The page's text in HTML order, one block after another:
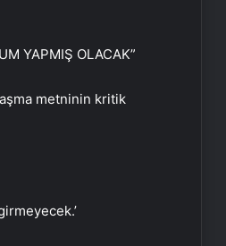
YAPMIŞ OLACAK”
metninin kritik